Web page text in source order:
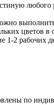
любого
цветов в
1-2 рабочих
по